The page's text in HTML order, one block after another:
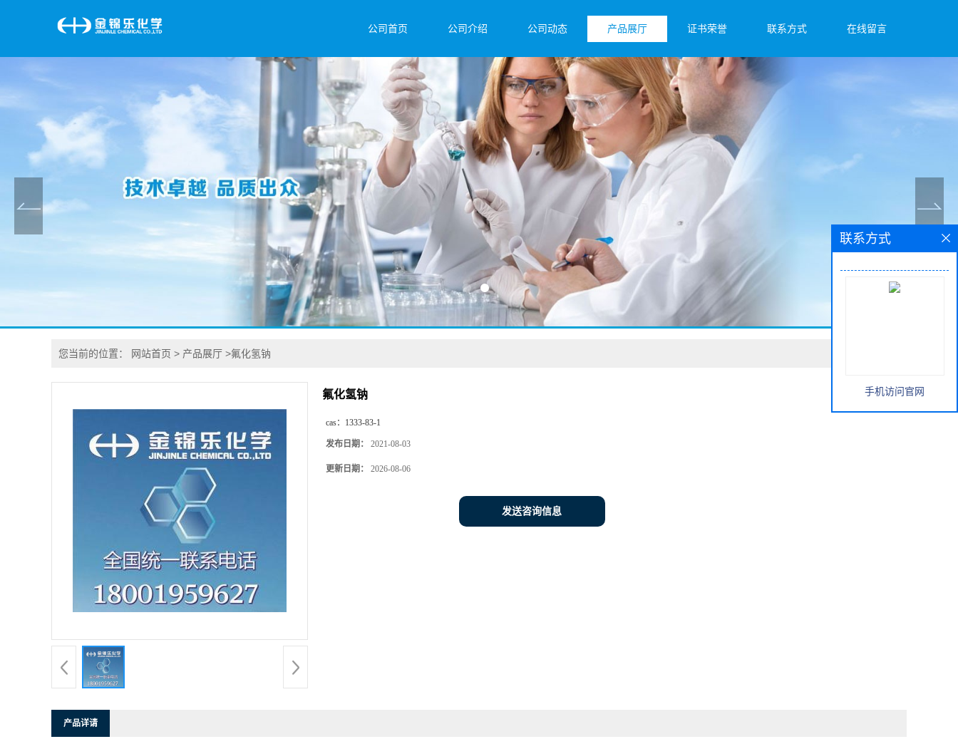
公司首页 公司介绍 公司动态 产品展厅 证书荣誉 联系方式 在线留言
您当前的位置： 网站首页 > 产品展厅 >氟化氢钠
氟化氢钠
cas： 1333-83-1
发布日期： 2021-08-03
更新日期： 2026-08-06
发送咨询信息
产品详请
联系方式
手机访问官网